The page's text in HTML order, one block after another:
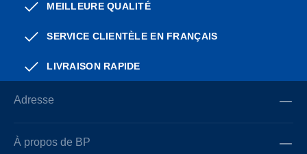
MEILLEURE QUALITÉ
SERVICE CLIENTÈLE EN FRANÇAIS
LIVRAISON RAPIDE
Adresse
À propos de BP